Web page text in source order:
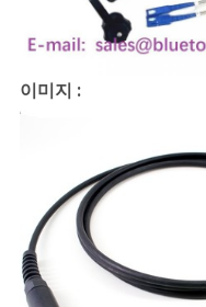
이미지 :